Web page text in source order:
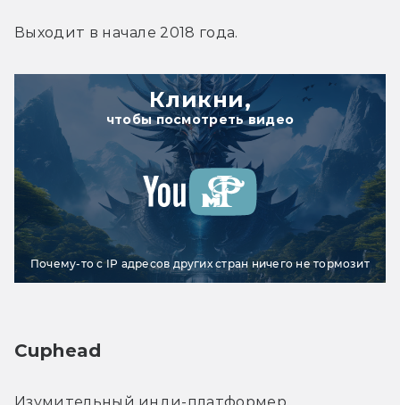
Выходит в начале 2018 года.
Кликни,
чтобы посмотреть видео
Почему-то с IP адресов других стран ничего не тормозит
Cuphead